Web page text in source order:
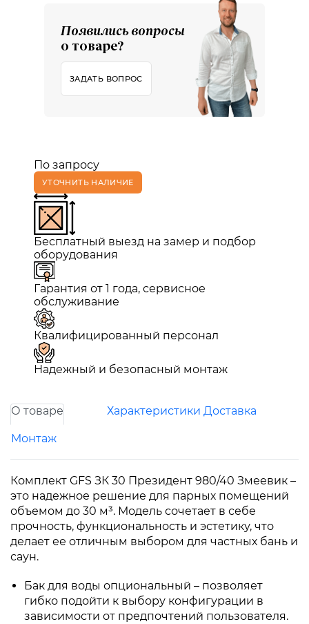
Появились вопросы
о товаре?
ЗАДАТЬ ВОПРОС
По запросу
УТОЧНИТЬ НАЛИЧИЕ
Бесплатный выезд на замер и подбор
оборудования
Гарантия от 1 года, сервисное
обслуживание
Квалифицированный персонал
Надежный и безопасный монтаж
О товаре Характеристики Доставка
Монтаж
Комплект GFS ЗК 30 Президент 980/40 Змеевик –
это надежное решение для парных помещений
объемом до 30 м³. Модель сочетает в себе
прочность, функциональность и эстетику, что
делает ее отличным выбором для частных бань и
саун.
Бак для воды опциональный – позволяет
гибко подойти к выбору конфигурации в
зависимости от предпочтений пользователя.